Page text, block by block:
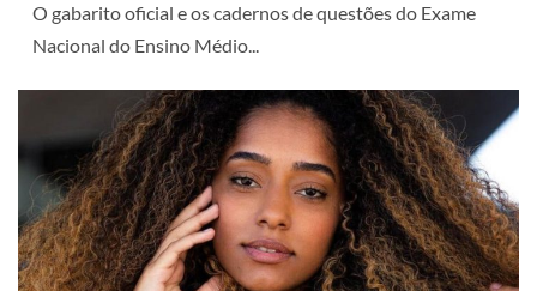
O gabarito oficial e os cadernos de questões do Exame
Nacional do Ensino Médio...